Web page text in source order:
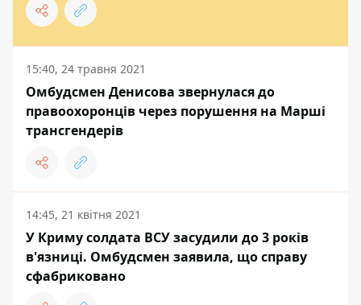
15:40, 24 травня 2021
Омбудсмен Денисова звернулася до
правоохоронців через порушення на Марші
трансгендерів
14:45, 21 квітня 2021
У Криму солдата ВСУ засудили до 3 років
в'язниці. Омбудсмен заявила, що справу
сфабриковано